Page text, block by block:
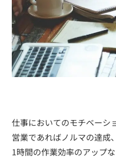
仕事においてのモチベーシ
営業であればノルマの達成
1時間の作業効率のアップ